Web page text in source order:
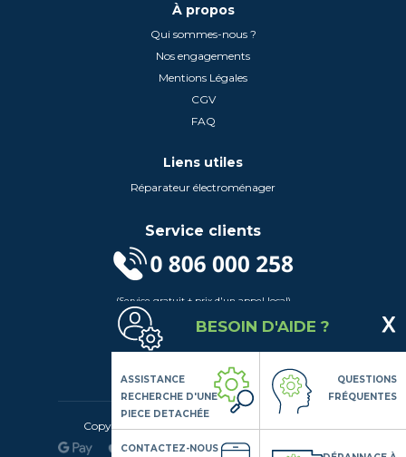
À propos
Qui sommes-nous ?
Nos engagements
Mentions Légales
CGV
FAQ
Liens utiles
Réparateur électroménager
Service clients
(Service gratuit + prix d'un appel local)
Lundi au Vendredi de 9h à 18h
Contactez-Nous
Suivez-nous
Copyright© 2020 LSDLP, Tous droits réservés
BESOIN D'AIDE ?
ASSISTANCE
RECHERCHE D'UNE
PIECE DETACHÉE
QUESTIONS
FRÉQUENTES
CONTACTEZ-NOUS